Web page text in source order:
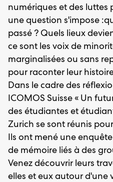
numériques et des luttes
une question s'impose
passé ? Quels lieux
ce sont les voix de
marginalisées ou sans
pour raconter leur
Dans le cadre des
ICOMOS Suisse « Un
des étudiantes et
Zurich se sont réunis
Ils ont mené une
de mémoire liés à des
Venez découvrir leurs
elles et eux autour d'une